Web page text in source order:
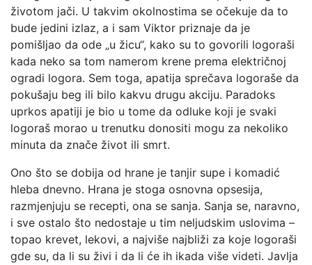
životom jači. U takvim okolnostima se očekuje da to
bude jedini izlaz, a i sam Viktor priznaje da je
pomišljao da ode „u žicu“, kako su to govorili logoraši
kada neko sa tom namerom krene prema električnoj
ogradi logora. Sem toga, apatija sprečava logoraše da
pokušaju beg ili bilo kakvu drugu akciju. Paradoks
uprkos apatiji je bio u tome da odluke koji je svaki
logoraš morao u trenutku donositi mogu za nekoliko
minuta da znače život ili smrt.
Ono što se dobija od hrane je tanjir supe i komadić
hleba dnevno. Hrana je stoga osnovna opsesija,
razmjenjuju se recepti, ona se sanja. Sanja se, naravno,
i sve ostalo što nedostaje u tim neljudskim uslovima –
topao krevet, lekovi, a najviše najbliži za koje logoraši
gde su, da li su živi i da li će ih ikada više videti. Javlja